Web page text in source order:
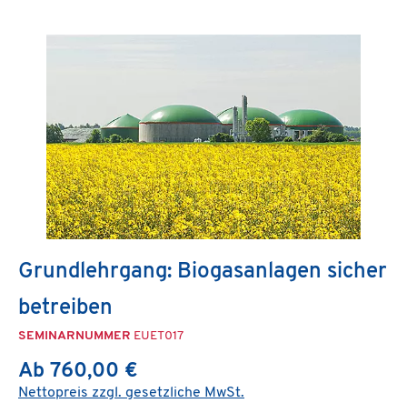
Grundlehrgang: Biogasanlagen sicher
betreiben
SEMINARNUMMER EUET017
Ab 760,00 €
Nettopreis zzgl. gesetzliche MwSt.